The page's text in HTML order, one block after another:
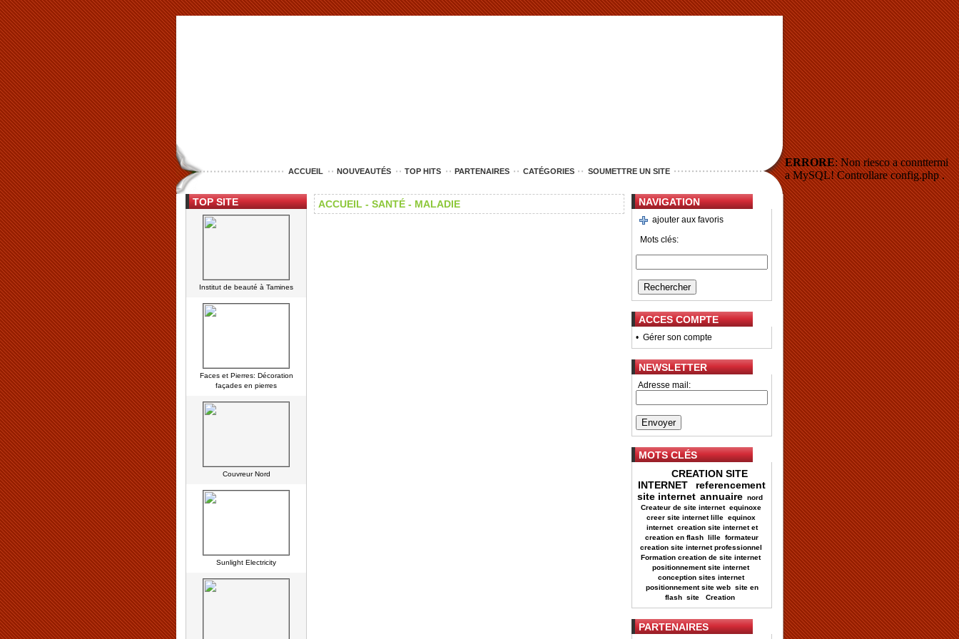
ACCUEIL NOUVEAUTÉS TOP HITS PARTENAIRES CATÉGORIES SOUMETTRE UN SITE
TOP SITE
Institut de beauté à Tamines
Faces et Pierres: Décoration
façades en pierres
Couvreur Nord
Sunlight Electricity
ACCUEIL - SANTÉ - MALADIE NAVIGATION
ajouter aux favoris
Mots clés:
ACCES COMPTE
• Gérer son compte
NEWSLETTER
Adresse mail:
MOTS CLÉS
CREATION SITE
INTERNET
referencement
site internet annuaire nord
Createur de site internet equinoxe
creer site internet lille equinox
internet creation site internet et
creation en flash lille formateur
creation site internet professionnel
Formation creation de site internet
positionnement site internet
conception sites internet
positionnement site web site en
flash site Creation
PARTENAIRES
ERRORE: Non riesco a connttermi
a MySQL! Controllare config.php .